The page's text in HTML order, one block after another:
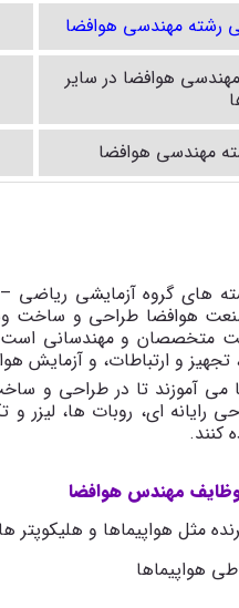
رشته مهندسی هوافضا
هوافضا در سایر
مهندسی هوافضا
های گروه آزمایشی
هوافضا طراحی و ساخت
متخصصان و مهندسانی است
و ارتباطات، و آزمایش
آموزند تا در طراحی و
رایانه ای، روبات ها،
کنند.
مهندس هوافضا
مثل هواپیماها و هلیکوپتر
هواپیماها